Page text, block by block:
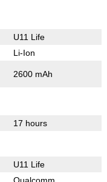
U11 Life
Li-Ion
2600 mAh
17 hours
U11 Life